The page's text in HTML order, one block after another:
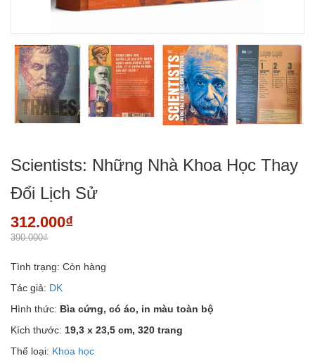
Scientists: Những Nhà Khoa Học Thay
Đổi Lịch Sử
312.000₫
390.000₫
Tình trạng: Còn hàng
Tác giả: DK
Hình thức: Bìa cứng, có áo, in màu toàn bộ
Kích thước: 19,3 x 23,5 cm, 320 trang
Thể loại: Khoa học